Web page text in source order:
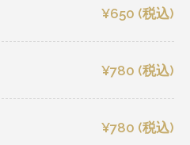
¥650 (税込)
¥780 (税込)
¥780 (税込)